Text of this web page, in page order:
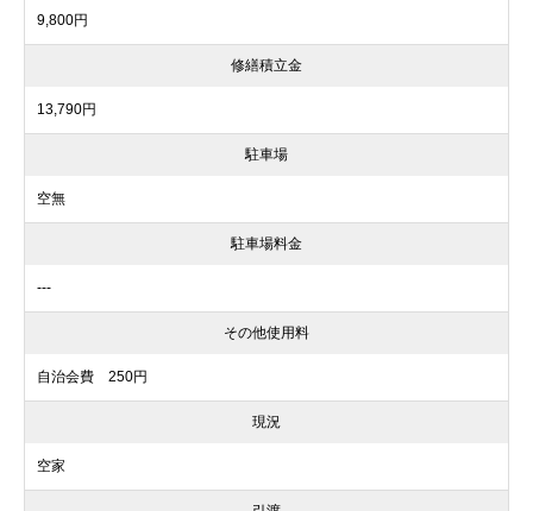
9,800円
修繕積立金
13,790円
駐車場
空無
駐車場料金
---
その他使用料
自治会費 250円
現況
空家